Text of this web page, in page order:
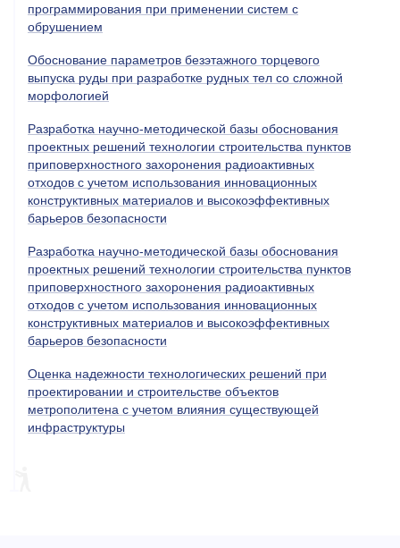
программирования при применении систем с
обрушением
Обоснование параметров безэтажного торцевого
выпуска руды при разработке рудных тел со сложной
морфологией
Разработка научно-методической базы обоснования
проектных решений технологии строительства пунктов
приповерхностного захоронения радиоактивных
отходов с учетом использования инновационных
конструктивных материалов и высокоэффективных
барьеров безопасности
Разработка научно-методической базы обоснования
проектных решений технологии строительства пунктов
приповерхностного захоронения радиоактивных
отходов с учетом использования инновационных
конструктивных материалов и высокоэффективных
барьеров безопасности
Оценка надежности технологических решений при
проектировании и строительстве объектов
метрополитена с учетом влияния существующей
инфраструктуры